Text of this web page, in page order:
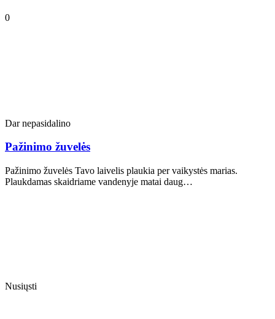
0
Dar nepasidalino
Pažinimo žuvelės
Pažinimo žuvelės Tavo laivelis plaukia per vaikystės marias.
Plaukdamas skaidriame vandenyje matai daug…
Nusiųsti